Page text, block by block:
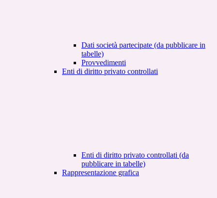
Dati società partecipate (da pubblicare in
tabelle)
Provvedimenti
Enti di diritto privato controllati
Enti di diritto privato controllati (da
pubblicare in tabelle)
Rappresentazione grafica